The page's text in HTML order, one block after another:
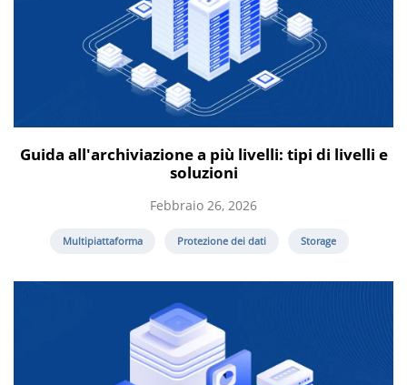
Guida all'archiviazione a più livelli: tipi di livelli e
soluzioni
Febbraio 26, 2026
Multipiattaforma Protezione dei dati Storage